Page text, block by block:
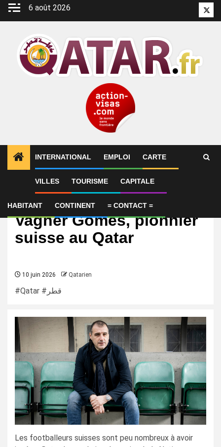
Aller
6 août 2026
INTERNATIONAL EMPLOI CARTE
VILLES TOURISME CAPITALE
HABITANT CONTINENT = CONTACT =
International
Coupe du Monde 2026:
Vagner Gomes, pionnier
suisse au Qatar
10 juin 2026 Qatarien
#Qatar #قطر
Les footballeurs suisses sont peu nombreux à avoir